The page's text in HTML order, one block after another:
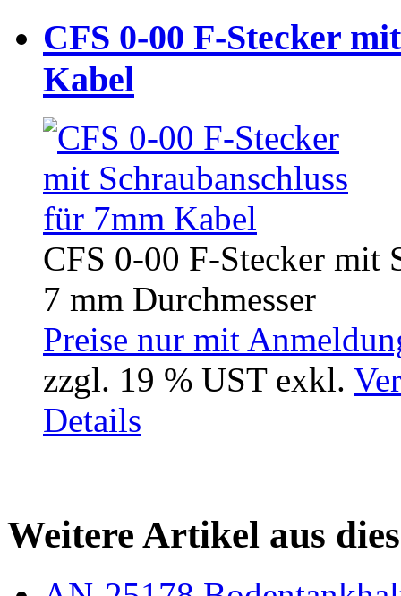
CFS 0-00 F-Stecker
Kabel
CFS 0-00 F-Stecker mit
7 mm Durchmesser
Preise nur mit
zzgl. 19 % UST exkl.
Details
Weitere Artikel aus